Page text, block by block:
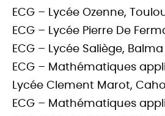
ECG – Lycée Ozenne,
ECG – Lycée Pierre De
ECG – Lycée Saliège, Balma
ECG – Mathématiques
Lycée Clement Marot,
ECG – Mathématiques